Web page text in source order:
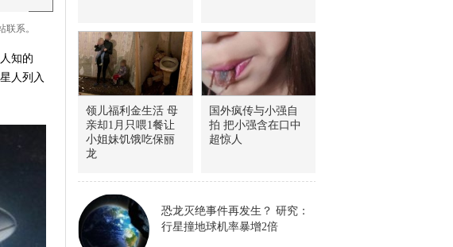
系。
知的
人列入
领儿福利金生活 母
亲却1月只喂1餐让
小姐妹饥饿吃保丽
龙
国外疯传与小强自
拍 把小强含在口中
超惊人
恐龙灭绝事件再发生？ 研究：
行星撞地球机率暴增2倍